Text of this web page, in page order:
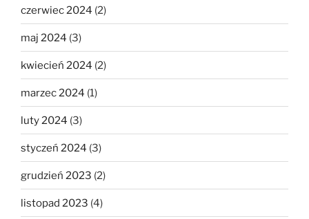
czerwiec 2024 (2)
maj 2024 (3)
kwiecień 2024 (2)
marzec 2024 (1)
luty 2024 (3)
styczeń 2024 (3)
grudzień 2023 (2)
listopad 2023 (4)